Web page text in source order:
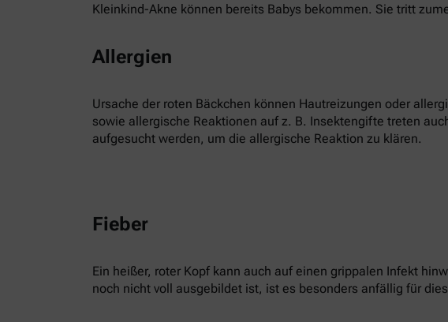
Kleinkind-Akne können bereits Babys bekommen. Sie tritt
Allergien
Ursache der roten Bäckchen können Hautreizungen oder
sowie allergische Reaktionen auf z. B. Insektengifte treten
aufgesucht werden, um die allergische Reaktion zu klären.
Fieber
Ein heißer, roter Kopf kann auch auf einen grippalen Infekt
noch nicht voll ausgebildet ist, ist es besonders anfällig für